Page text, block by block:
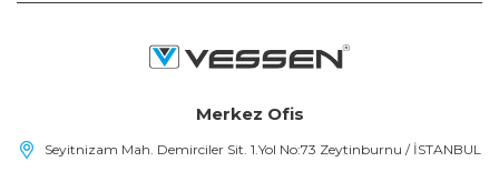
Merkez Ofis
Seyitnizam Mah. Demirciler Sit. 1.Yol No:73 Zeytinburnu / İSTANBUL